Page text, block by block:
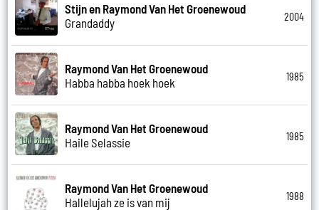
Stijn en Raymond Van Het Groenewoud
Grandaddy
2004
Raymond Van Het Groenewoud
Habba habba hoek hoek
1985
Raymond Van Het Groenewoud
Haile Selassie
1985
Raymond Van Het Groenewoud
Hallelujah ze is van mij
1988